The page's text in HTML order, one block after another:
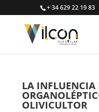
+ 34 629 22 19 83
LA INFLUENCIA
OLIVICULTOR